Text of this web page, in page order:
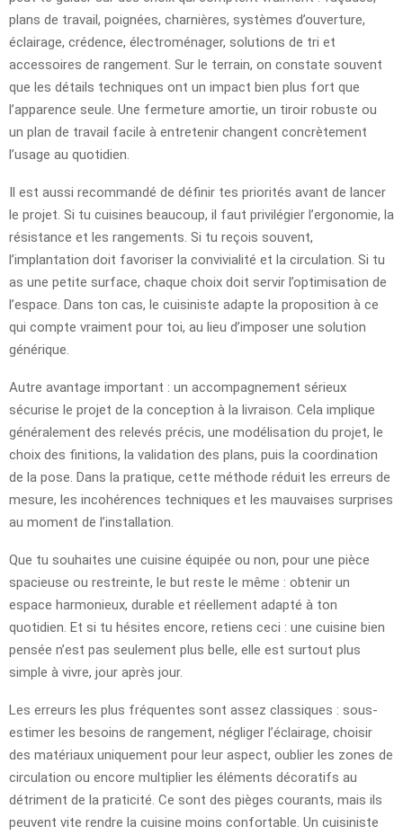
plans de travail, poignées, charnières, systèmes d’ouverture,
éclairage, crédence, électroménager, solutions de tri et
accessoires de rangement. Sur le terrain, on constate souvent
que les détails techniques ont un impact bien plus fort que
l’apparence seule. Une fermeture amortie, un tiroir robuste ou
un plan de travail facile à entretenir changent concrètement
l’usage au quotidien.
Il est aussi recommandé de définir tes priorités avant de lancer
le projet. Si tu cuisines beaucoup, il faut privilégier l’ergonomie, la
résistance et les rangements. Si tu reçois souvent,
l’implantation doit favoriser la convivialité et la circulation. Si tu
as une petite surface, chaque choix doit servir l’optimisation de
l’espace. Dans ton cas, le cuisiniste adapte la proposition à ce
qui compte vraiment pour toi, au lieu d’imposer une solution
générique.
Autre avantage important : un accompagnement sérieux
sécurise le projet de la conception à la livraison. Cela implique
généralement des relevés précis, une modélisation du projet, le
choix des finitions, la validation des plans, puis la coordination
de la pose. Dans la pratique, cette méthode réduit les erreurs de
mesure, les incohérences techniques et les mauvaises surprises
au moment de l’installation.
Que tu souhaites une cuisine équipée ou non, pour une pièce
spacieuse ou restreinte, le but reste le même : obtenir un
espace harmonieux, durable et réellement adapté à ton
quotidien. Et si tu hésites encore, retiens ceci : une cuisine bien
pensée n’est pas seulement plus belle, elle est surtout plus
simple à vivre, jour après jour.
Les erreurs les plus fréquentes sont assez classiques : sous-
estimer les besoins de rangement, négliger l’éclairage, choisir
des matériaux uniquement pour leur aspect, oublier les zones de
circulation ou encore multiplier les éléments décoratifs au
détriment de la praticité. Ce sont des pièges courants, mais ils
peuvent vite rendre la cuisine moins confortable. Un cuisiniste